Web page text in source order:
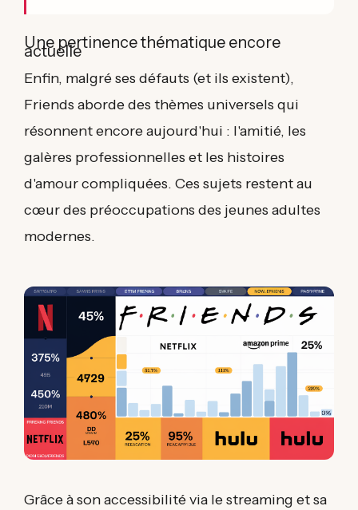
Une pertinence thématique encore
actuelle
Enfin, malgré ses défauts (et ils existent),
Friends aborde des thèmes universels qui
résonnent encore aujourd'hui : l'amitié, les
galères professionnelles et les histoires
d'amour compliquées. Ces sujets restent au
cœur des préoccupations des jeunes adultes
modernes.
Grâce à son accessibilité via le streaming et sa